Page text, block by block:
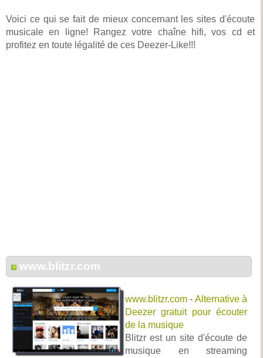
Voici ce qui se fait de mieux concernant les sites d'écoute
musicale en ligne! Rangez votre chaîne hifi, vos cd et
profitez en toute légalité de ces Deezer-Like!!!
www.blitzr.com
www.blitzr.com - Alternative à
Deezer gratuit pour écouter
de la musique
Blitzr est un site d'écoute de
musique en streaming